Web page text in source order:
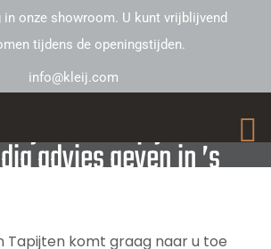
in onze showroom. U kunt vrijblijvend
tijdens de openingstijden.
info@kleij.com
en Tapijten –
advies geven in ’s
Tapijten komt graag naar u toe